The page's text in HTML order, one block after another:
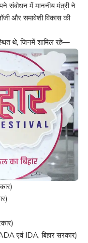
संबोधन में माननीय मंत्री ने
और समावेशी विकास की
थे, जिनमें शामिल रहे—
एवं IDA, बिहार सरकार)